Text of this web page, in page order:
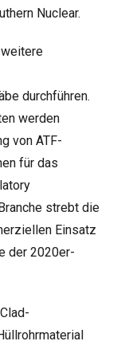
Nuclear.
durchführen.
werden
von ATF-
für das
strebt die
Einsatz
der 2020er-